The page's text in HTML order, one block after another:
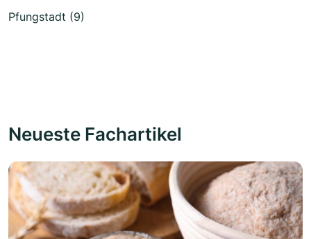
Pfungstadt (9)
Neueste Fachartikel